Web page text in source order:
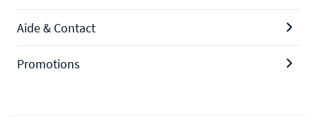
Aide & Contact
Promotions